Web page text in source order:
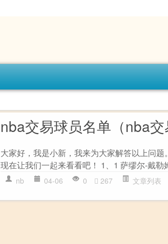
nba交易球员名单（nba交
大家好，我是小新，我来为大家解答以上问
现在让我们一起来看看吧！ 1、1 萨缪尔-戴勒
nb 04-06 0 267 文章列表